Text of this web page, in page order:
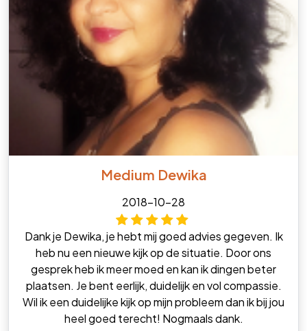
Medium Dewika
2018-10-28
Dank je Dewika, je hebt mij goed advies gegeven. Ik
heb nu een nieuwe kijk op de situatie. Door ons
gesprek heb ik meer moed en kan ik dingen beter
plaatsen. Je bent eerlijk, duidelijk en vol compassie.
Wil ik een duidelijke kijk op mijn probleem dan ik bij jou
heel goed terecht! Nogmaals dank.